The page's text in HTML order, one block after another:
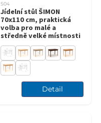
S04
Jídelní stůl ŠIMON
70x110 cm, praktická
volba pro malé a
středně velké místnosti
Detail